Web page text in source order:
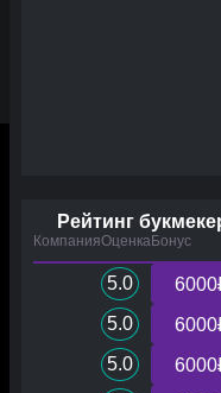
Рейтинг
КомпанияОценкаБонус
5.0
5.0
5.0